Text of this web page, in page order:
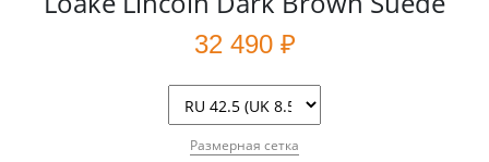
32 490 ₽
Размерная сетка